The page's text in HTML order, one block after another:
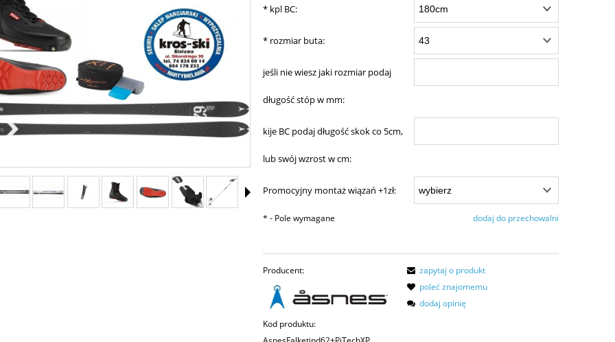
* kpl BC:
* rozmiar buta:
jeśli nie wiesz jaki rozmiar podaj
długość stóp w mm:
kije BC podaj długość skok co 5cm,
lub swój wzrost w cm:
Promocyjny montaż wiązań +1zł:
dodaj do przechowalni
* - Pole wymagane
Producent:
Kod produktu:
zapytaj o produkt
poleć znajomemu
dodaj opinię